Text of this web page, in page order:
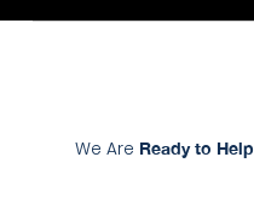
We Are Ready to Help